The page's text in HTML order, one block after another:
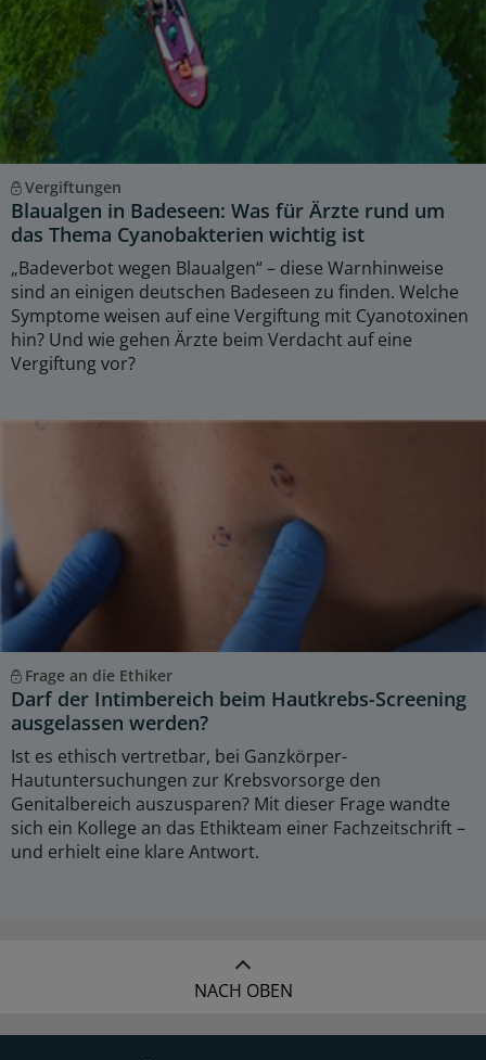
Vergiftungen
Blaualgen in Badeseen: Was für Ärzte rund um
das Thema Cyanobakterien wichtig ist
„Badeverbot wegen Blaualgen“ – diese Warnhinweise
sind an einigen deutschen Badeseen zu finden. Welche
Symptome weisen auf eine Vergiftung mit Cyanotoxinen
hin? Und wie gehen Ärzte beim Verdacht auf eine
Vergiftung vor?
Frage an die Ethiker
Darf der Intimbereich beim Hautkrebs-Screening
ausgelassen werden?
Ist es ethisch vertretbar, bei Ganzkörper-
Hautuntersuchungen zur Krebsvorsorge den
Genitalbereich auszusparen? Mit dieser Frage wandte
sich ein Kollege an das Ethikteam einer Fachzeitschrift –
und erhielt eine klare Antwort.
NACH OBEN